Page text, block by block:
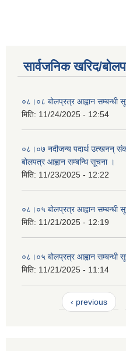
सार्वजनिक खरिद/
०८।०८ बोलप्रत्र आह्वान सम्बन्धी
मिति: 11/24/2025 - 12:54
०८।०७ नदीजन्य पदार्थ उत्खनन्
बोलपत्र आह्वान सम्बन्धि सूचना ।
मिति: 11/23/2025 - 12:22
०८।०५ बोलप्रत्र आह्वान सम्बन्धी
मिति: 11/21/2025 - 12:19
०८।०५ बोलप्रत्र आह्वान सम्बन्धी
मिति: 11/21/2025 - 11:14
‹ previous